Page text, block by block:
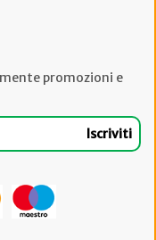
promozioni e
Iscriviti